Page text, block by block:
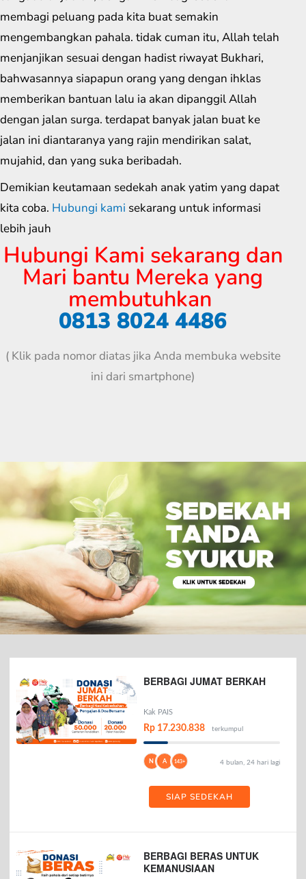
membagi peluang pada kita buat semakin
mengembangkan pahala. tidak cuman itu, Allah telah
menjanjikan sesuai dengan hadist riwayat Bukhari,
bahwasannya siapapun orang yang dengan ihklas
memberikan bantuan lalu ia akan dipanggil Allah
dengan jalan surga. terdapat banyak jalan buat ke
jalan ini diantaranya yang rajin mendirikan salat,
mujahid, dan yang suka beribadah.
Demikian keutamaan sedekah anak yatim yang dapat
kita coba. Hubungi kami sekarang untuk informasi
lebih jauh
Hubungi Kami sekarang dan
Mari bantu Mereka yang
membutuhkan
0813 8024 4486
( Klik pada nomor diatas jika Anda membuka website
ini dari smartphone)
BERBAGI JUMAT BERKAH
Kak PAIS
Rp 17.230.838 terkumpul
N A 143+ 4 bulan, 24 hari lagi
SIAP SEDEKAH
BERBAGI BERAS UNTUK
KEMANUSIAAN